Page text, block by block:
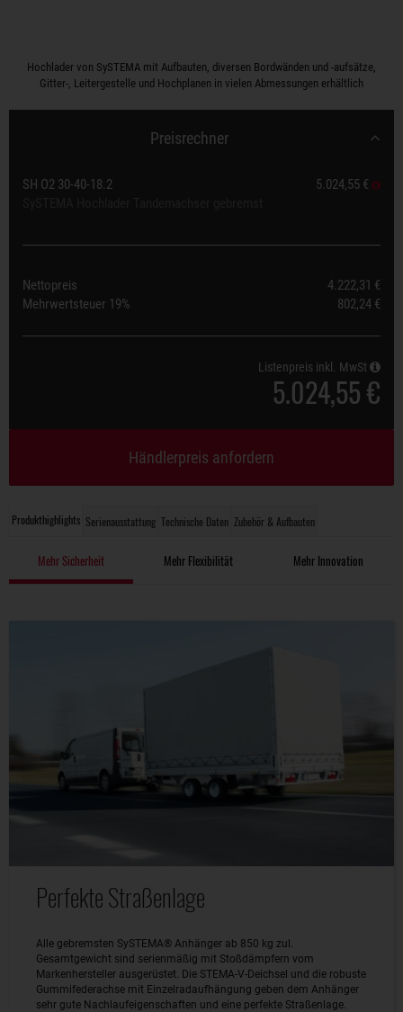
Hochlader von SySTEMA mit Aufbauten, diversen Bordwänden und -aufsätze,
Gitter-, Leitergestelle und Hochplanen in vielen Abmessungen erhältlich
Produkthighlights Serienausstattung Technische Daten Zubehör & Aufbauten
Mehr Sicherheit Mehr Flexibilität Mehr Innovation
Perfekte Straßenlage
Alle gebremsten SySTEMA® Anhänger ab 850 kg zul.
Gesamtgewicht sind serienmäßig mit Stoßdämpfern vom
Markenhersteller ausgerüstet. Die STEMA-V-Deichsel und die robuste
Gummifederachse mit Einzelradaufhängung geben dem Anhänger
sehr gute Nachlaufeigenschaften und eine perfekte Straßenlage.
Preisrechner
SH O2 30-40-18.2
5.024,55 €
Nettopreis
4.222,31 €
Mehrwertsteuer 19% 802,24 €
Listenpreis inkl. MwSt
5.024,55 €
Händlerpreis anfordern